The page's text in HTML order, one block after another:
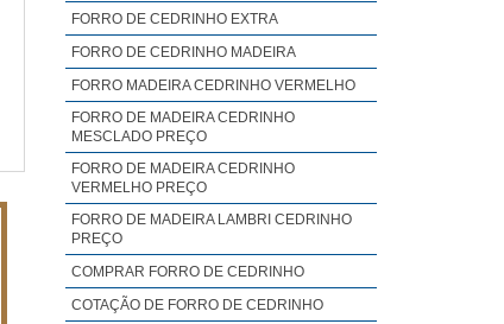
FORRO DE CEDRINHO EXTRA
FORRO DE CEDRINHO MADEIRA
FORRO MADEIRA CEDRINHO VERMELHO
FORRO DE MADEIRA CEDRINHO
MESCLADO PREÇO
FORRO DE MADEIRA CEDRINHO
VERMELHO PREÇO
FORRO DE MADEIRA LAMBRI CEDRINHO
PREÇO
COMPRAR FORRO DE CEDRINHO
COTAÇÃO DE FORRO DE CEDRINHO